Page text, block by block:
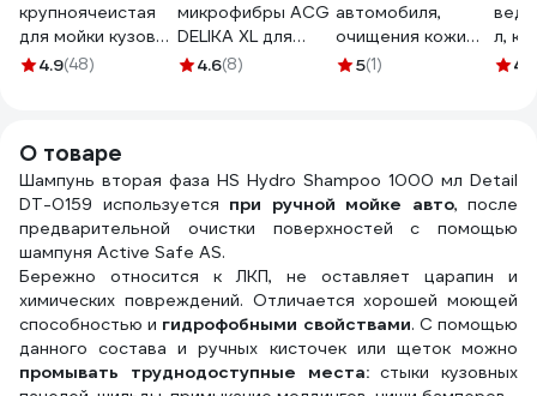
крупноячеистая
для мойки кузова
Shine systems
4.9(48)
микрофибры ACG
DELIKA XL для
деликатной сушки
4.6(8)
автомобиля,
очищения кожи
AMR пластик,
5(1)
л,
4.4
О товаре
Шампунь вторая фаза HS Hydro Shampoo 1000 мл Detail
DT-0159 используется при ручной мойке авто, после
предварительной очистки поверхностей с помощью
шампуня Active Safe AS.
Бережно относится к ЛКП, не оставляет царапин и
химических повреждений. Отличается хорошей моющей
способностью и гидрофобными свойствами. С помощью
данного состава и ручных кисточек или щеток можно
промывать труднодоступные места:стыки кузовных